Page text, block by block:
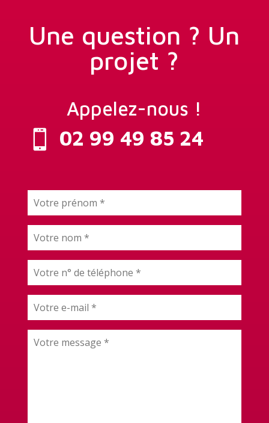
Une question ? Un
projet ?
Appelez-nous !

02 99 49 85 24